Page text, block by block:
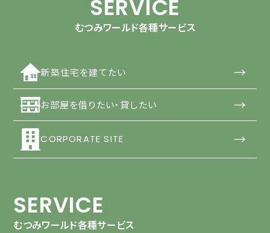
SERVICE
むつみワールド各種サービス
新築住宅を建てたい →
お部屋を借りたい・貸したい →
CORPORATE SITE →
SERVICE
むつみワールド各種サービス